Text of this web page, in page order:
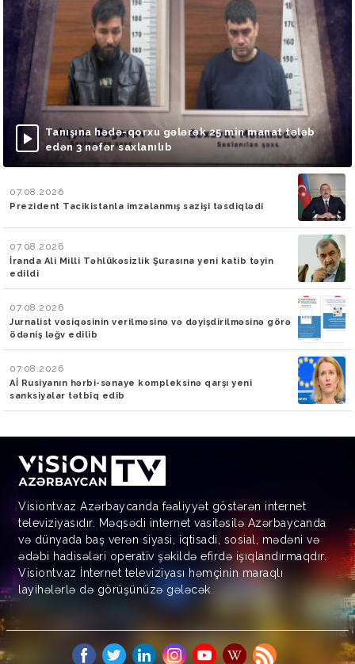
Tanışına hədə-qorxu gələrək 25 min manat tələb
edən 3 nəfər saxlanılıb
07.08.2026
Prezident Tacikistanla imzalanmış sazişi təsdiqlədi
07.08.2026
İranda Ali Milli Təhlükəsizlik Şurasına yeni katib təyin
edildi
07.08.2026
Jurnalist vəsiqəsinin verilməsinə və dəyişdirilməsinə görə
ödəniş ləğv edilib
07.08.2026
Aİ Rusiyanın hərbi-sənaye kompleksinə qarşı yeni
sanksiyalar tətbiq edib
Visiontv.az Azərbaycanda fəaliyyət göstərən internet
televiziyasıdır. Məqsədi internet vasitəsilə Azərbaycanda
və dünyada baş verən siyasi, iqtisadi, sosial, mədəni və
ədəbi hadisələri operativ şəkildə efirdə işıqlandırmaqdır.
Visiontv.az İnternet televiziyası həmçinin maraqlı
layihələrlə də görüşünüzə gələcək.